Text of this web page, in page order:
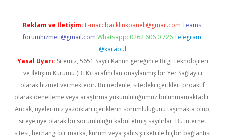
Reklam ve İletişim: E-mail: backlinkpaneli@gmail.com Teams:
forumhizmeti@gmail.com Whatsapp: 0262 606 0 726 Telegram:
@karabul
Yasal Uyarı: Sitemiz, 5651 Sayılı Kanun gereğince Bilgi Teknolojileri
ve İletişim Kurumu (BTK) tarafından onaylanmış bir Yer Sağlayıcı
olarak hizmet vermektedir. Bu nedenle, sitedeki içerikleri proaktif
olarak denetleme veya araştırma yükümlülüğümüz bulunmamaktadır.
Ancak, üyelerimiz yazdıkları içeriklerin sorumluluğunu taşımakta olup,
siteye üye olarak bu sorumluluğu kabul etmiş sayılırlar. Bu internet
sitesi, herhangi bir marka, kurum veya şahıs şirketi ile hiçbir bağlantısı